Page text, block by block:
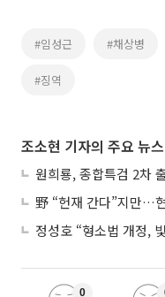
#임성근 #채상병
#징역
조소현 기자의 주요 뉴스
원희룡, 종합특검 2차
野 “헌재 간다”지만…
0